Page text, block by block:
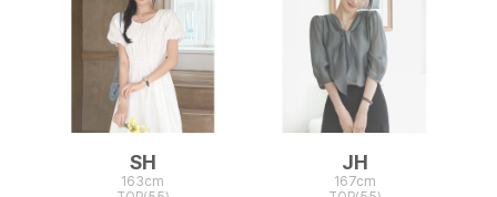
SH
163cm
JH
167cm